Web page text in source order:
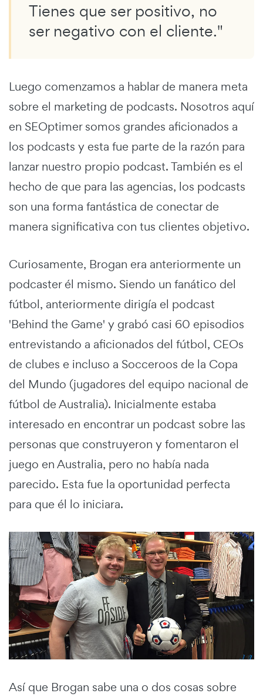
Tienes que ser positivo, no
ser negativo con el cliente."
Luego comenzamos a hablar de manera meta
sobre el marketing de podcasts. Nosotros aquí
en SEOptimer somos grandes aficionados a
los podcasts y esta fue parte de la razón para
lanzar nuestro propio podcast. También es el
hecho de que para las agencias, los podcasts
son una forma fantástica de conectar de
manera significativa con tus clientes objetivo.
Curiosamente, Brogan era anteriormente un
podcaster él mismo. Siendo un fanático del
fútbol, anteriormente dirigía el podcast
'Behind the Game' y grabó casi 60 episodios
entrevistando a aficionados del fútbol, CEOs
de clubes e incluso a Socceroos de la Copa
del Mundo (jugadores del equipo nacional de
fútbol de Australia). Inicialmente estaba
interesado en encontrar un podcast sobre las
personas que construyeron y fomentaron el
juego en Australia, pero no había nada
parecido. Esta fue la oportunidad perfecta
para que él lo iniciara.
Así que Brogan sabe una o dos cosas sobre